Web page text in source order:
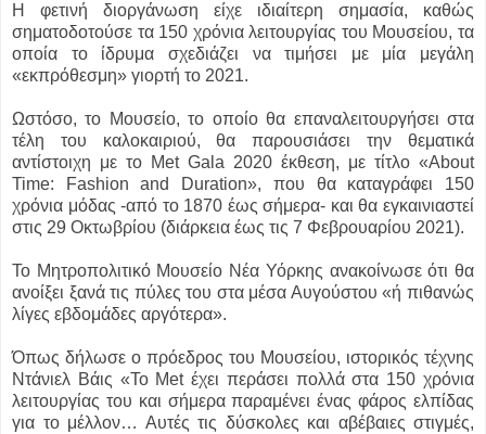
Η φετινή διοργάνωση είχε ιδιαίτερη σημασία, καθώς
σηματοδοτούσε τα 150 χρόνια λειτουργίας του Μουσείου, τα
οποία το ίδρυμα σχεδιάζει να τιμήσει με μία μεγάλη
«εκπρόθεσμη» γιορτή το 2021.
Ωστόσο, το Μουσείο, το οποίο θα επαναλειτουργήσει στα
τέλη του καλοκαιριού, θα παρουσιάσει την θεματικά
αντίστοιχη με το Met Gala 2020 έκθεση, με τίτλο «About
Time: Fashion and Duration», που θα καταγράφει 150
χρόνια μόδας -από το 1870 έως σήμερα- και θα εγκαινιαστεί
στις 29 Οκτωβρίου (διάρκεια έως τις 7 Φεβρουαρίου 2021).
Το Μητροπολιτικό Μουσείο Νέα Υόρκης ανακοίνωσε ότι θα
ανοίξει ξανά τις πύλες του στα μέσα Αυγούστου «ή πιθανώς
λίγες εβδομάδες αργότερα».
Όπως δήλωσε ο πρόεδρος του Μουσείου, ιστορικός τέχνης
Ντάνιελ Βάις «Το Met έχει περάσει πολλά στα 150 χρόνια
λειτουργίας του και σήμερα παραμένει ένας φάρος ελπίδας
για το μέλλον… Αυτές τις δύσκολες και αβέβαιες στιγμές,